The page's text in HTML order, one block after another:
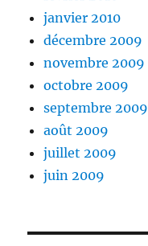
janvier 2010
décembre 2009
novembre 2009
octobre 2009
septembre 2009
août 2009
juillet 2009
juin 2009